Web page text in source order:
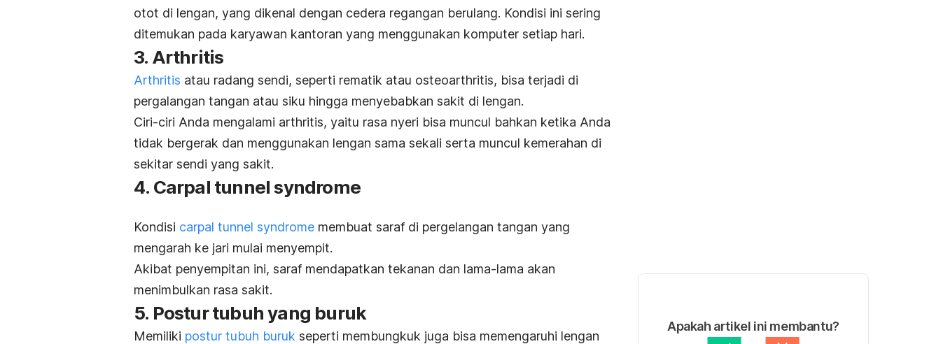
otot di lengan, yang dikenal dengan cedera regangan berulang. Kondisi ini sering
ditemukan pada karyawan kantoran yang menggunakan komputer setiap hari.
3. Arthritis
Arthritis atau radang sendi, seperti rematik atau osteoarthritis, bisa terjadi di
pergalangan tangan atau siku hingga menyebabkan sakit di lengan.
Ciri-ciri Anda mengalami arthritis, yaitu rasa nyeri bisa muncul bahkan ketika Anda
tidak bergerak dan menggunakan lengan sama sekali serta muncul kemerahan di
sekitar sendi yang sakit.
4. Carpal tunnel syndrome
Kondisi carpal tunnel syndrome membuat saraf di pergelangan tangan yang
mengarah ke jari mulai menyempit.
Akibat penyempitan ini, saraf mendapatkan tekanan dan lama-lama akan
menimbulkan rasa sakit.
5. Postur tubuh yang buruk
Memiliki postur tubuh buruk seperti membungkuk juga bisa memengaruhi lengan
Apakah artikel ini membantu?